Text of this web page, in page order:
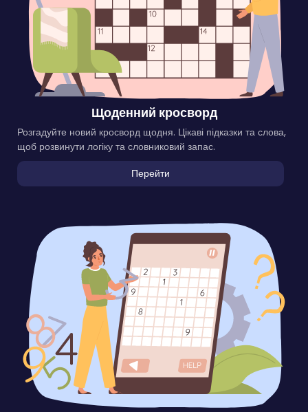
Щоденний кросворд
Розгадуйте новий кросворд щодня. Цікаві підказки та слова,
щоб розвинути логіку та словниковий запас.
Перейти